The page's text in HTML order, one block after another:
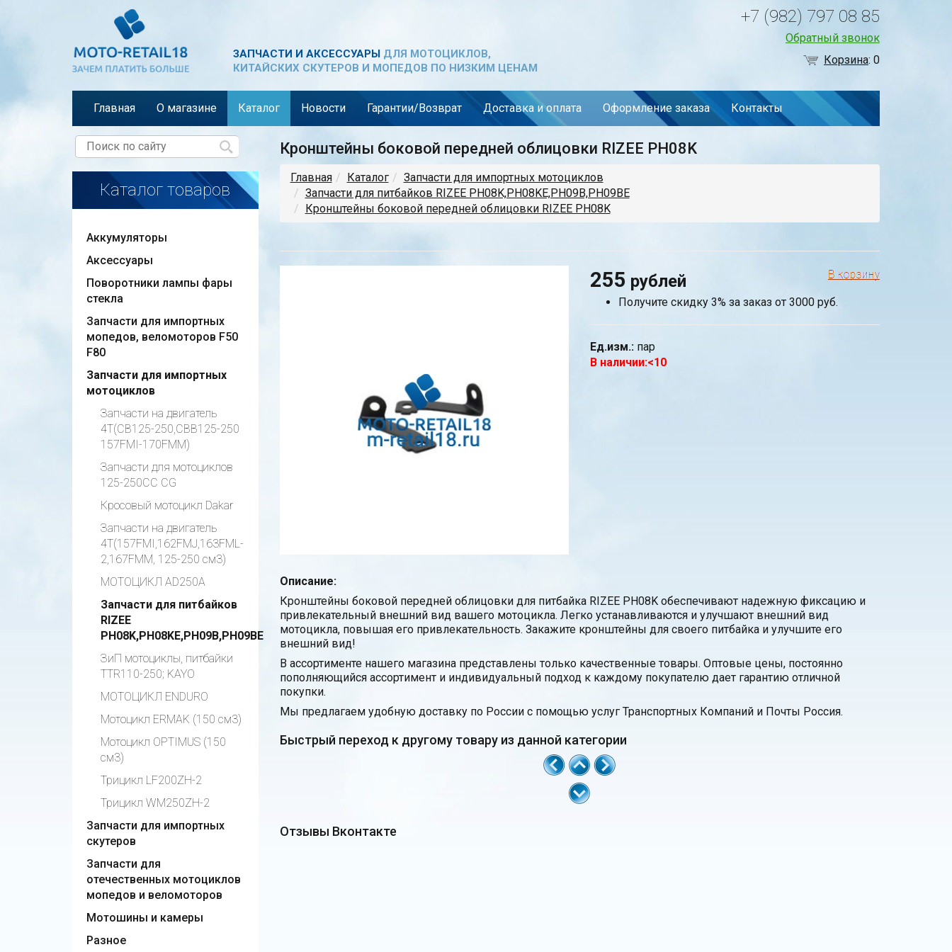
ЗАПЧАСТИ И АКСЕССУАРЫДЛЯ МОТОЦИКЛОВ,
КИТАЙСКИХ СКУТЕРОВ И МОПЕДОВ ПО НИЗКИМ ЦЕНАМ
+7 (982) 797 08 85
Обратный звонок
Корзина: 0
Главная О магазине Каталог Новости Гарантии/Возврат Доставка и оплата Оформление заказа Контакты
Каталог товаров
Аккумуляторы
Аксессуары
Поворотники лампы фары
стекла
Запчасти для импортных
мопедов, веломоторов F50
F80
Запчасти для импортных
мотоциклов
Запчасти на двигатель
4Т(CB125-250,CBB125-250
157FMI-170FMM)
Запчасти для мотоциклов
125-250СС CG
Кросовый мотоцикл Dakar
Запчасти на двигатель
4Т(157FMI,162FMJ,163FML-
2,167FMM, 125-250 см3)
МОТОЦИКЛ AD250A
Запчасти для питбайков
RIZEE
PH08K,PH08KE,PH09B,PH09BE
ЗиП мотоциклы, питбайки
TTR110-250; KAYO
МОТОЦИКЛ ENDURO
Мотоцикл ERMAK (150 см3)
Мотоцикл OPTIMUS (150
см3)
Трицикл LF200ZH-2
Трицикл WM250ZH-2
Запчасти для импортных
скутеров
Запчасти для
отечественных мотоциклов
мопедов и веломоторов
Мотошины и камеры
Разное
Кронштейны боковой передней облицовки RIZEE PH08K
Главная Каталог
Запчасти для импортных мотоциклов
Запчасти для питбайков RIZEE PH08K,PH08KE,PH09B,PH09BE
Кронштейны боковой передней облицовки RIZEE PH08K
255 рублей
Получите скидку 3% за заказ от 3000 руб.
Ед.изм.: пар
В наличии:<10
Описание:
Кронштейны боковой передней облицовки для питбайка RIZEE PH08K обеспечивают надежную фиксацию и
привлекательный внешний вид вашего мотоцикла. Легко устанавливаются и улучшают внешний вид
мотоцикла, повышая его привлекательность. Закажите кронштейны для своего питбайка и улучшите его
внешний вид!
В ассортименте нашего магазина представлены только качественные товары. Оптовые цены, постоянно
пополняющийся ассортимент и индивидуальный подход к каждому покупателю дает гарантию отличной
покупки.
Мы предлагаем удобную доставку по России с помощью услуг Транспортных Компаний и Почты Россия.
Быстрый переход к другому товару из данной категории
Отзывы Вконтакте